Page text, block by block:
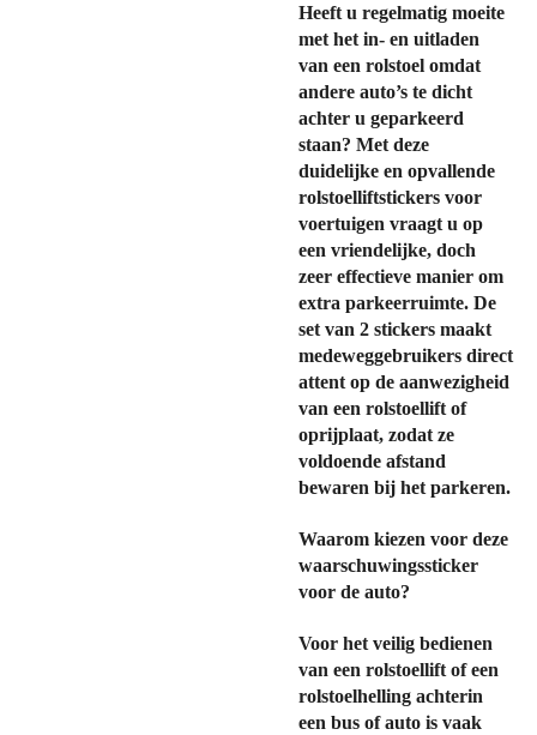
Heeft u regelmatig moeite
met het in- en uitladen
van een rolstoel omdat
andere auto’s te dicht
achter u geparkeerd
staan? Met deze
duidelijke en opvallende
rolstoelliftstickers voor
voertuigen vraagt u op
een vriendelijke, doch
zeer effectieve manier om
extra parkeerruimte. De
set van 2 stickers maakt
medeweggebruikers direct
attent op de aanwezigheid
van een rolstoellift of
oprijplaat, zodat ze
voldoende afstand
bewaren bij het parkeren.
Waarom kiezen voor deze
waarschuwingssticker
voor de auto?
Voor het veilig bedienen
van een rolstoellift of een
rolstoelhelling achterin
een bus of auto is vaak